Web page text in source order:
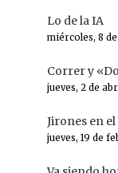
Lo de la IA
miércoles, 8
Correr y
jueves, 2 de
Jirones en
jueves, 19 de